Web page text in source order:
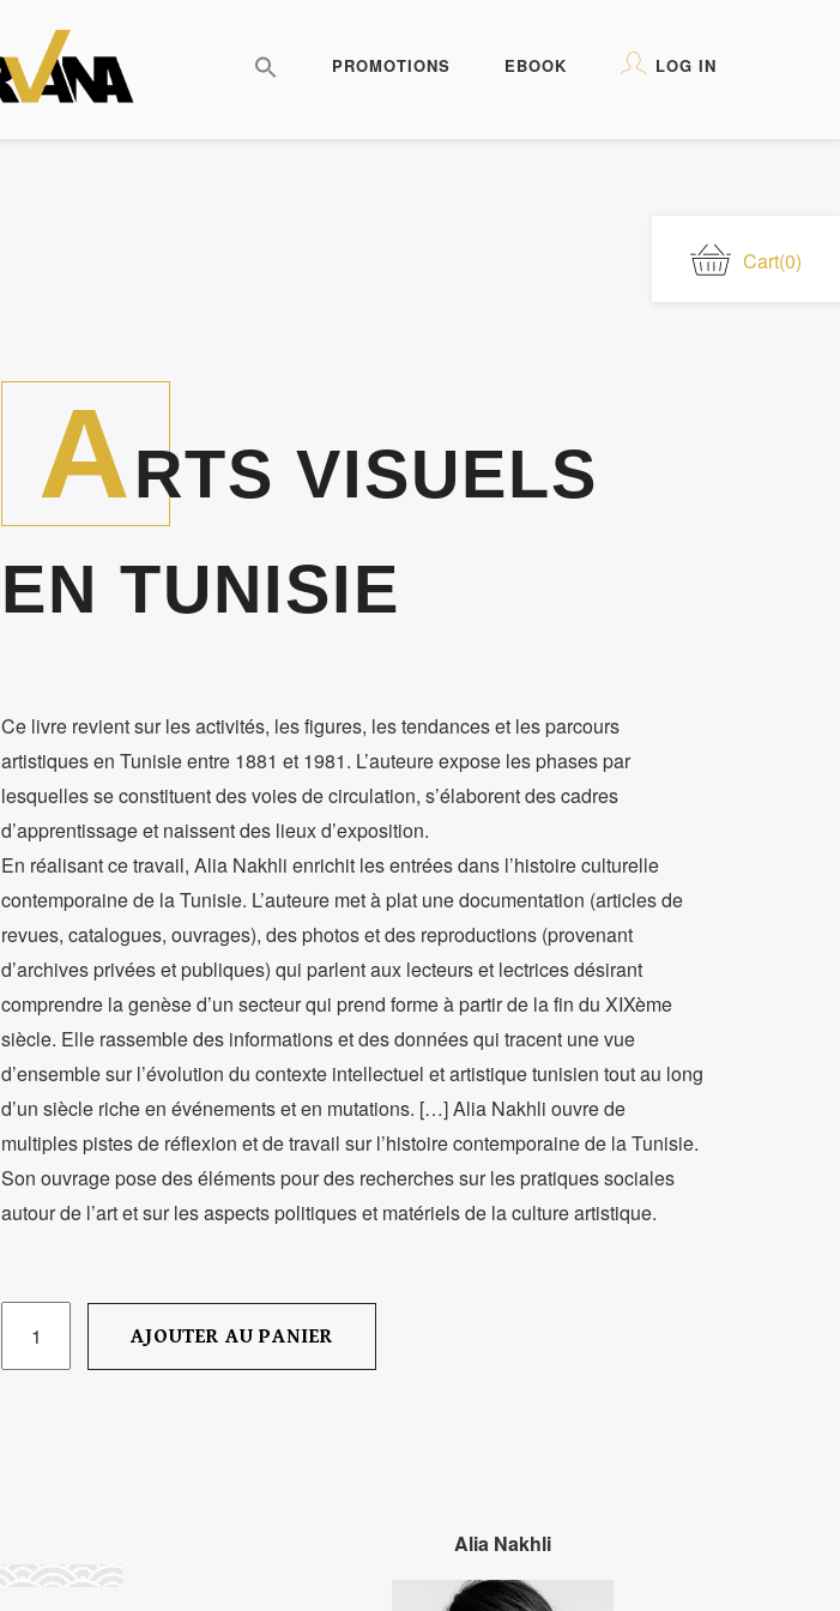
PROMOTIONS EBOOK LOG IN
Cart(0)
ARTS VISUELS
EN TUNISIE
Ce livre revient sur les activités, les figures, les tendances et les parcours
artistiques en Tunisie entre 1881 et 1981. L’auteure expose les phases par
lesquelles se constituent des voies de circulation, s’élaborent des cadres
d’apprentissage et naissent des lieux d’exposition.
En réalisant ce travail, Alia Nakhli enrichit les entrées dans l’histoire culturelle
contemporaine de la Tunisie. L’auteure met à plat une documentation (articles de
revues, catalogues, ouvrages), des photos et des reproductions (provenant
d’archives privées et publiques) qui parlent aux lecteurs et lectrices désirant
comprendre la genèse d’un secteur qui prend forme à partir de la fin du XIXème
siècle. Elle rassemble des informations et des données qui tracent une vue
d’ensemble sur l’évolution du contexte intellectuel et artistique tunisien tout au long
d’un siècle riche en événements et en mutations. […] Alia Nakhli ouvre de
multiples pistes de réflexion et de travail sur l’histoire contemporaine de la Tunisie.
Son ouvrage pose des éléments pour des recherches sur les pratiques sociales
autour de l’art et sur les aspects politiques et matériels de la culture artistique.
AJOUTER AU PANIER
Alia Nakhli